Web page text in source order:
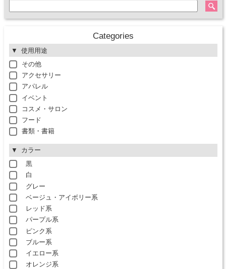
Categories
使用用途
その他
アクセサリー
アパレル
イベント
コスメ・サロン
フード
書類・書籍
カラー
黒
白
グレー
ベージュ・アイボリー系
レッド系
パープル系
ピンク系
ブルー系
イエロー系
オレンジ系